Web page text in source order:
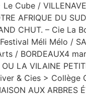
Cube /
AFRIQUE DU
CHUT. – Cie La
Méli Mélo /
/ BORDEAUX4
LA VILAINE
& Cies >
AUX